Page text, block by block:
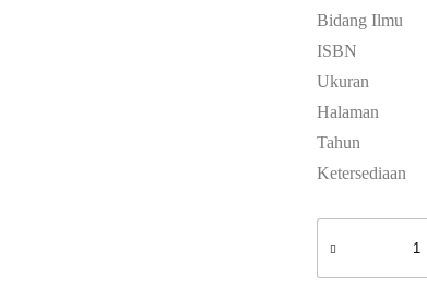
Bidang Ilmu
ISBN
Ukuran
Halaman
Tahun
Ketersediaan